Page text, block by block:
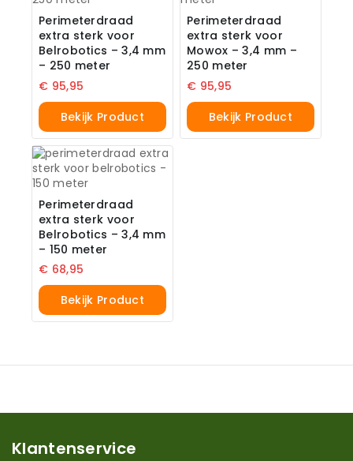
Perimeterdraad
extra sterk voor
Belrobotics – 3,4 mm
– 250 meter
€ 95,95
Bekijk Product
Perimeterdraad
extra sterk voor
Mowox – 3,4 mm –
250 meter
€ 95,95
Bekijk Product
Perimeterdraad
extra sterk voor
Belrobotics – 3,4 mm
– 150 meter
€ 68,95
Bekijk Product
Klantenservice